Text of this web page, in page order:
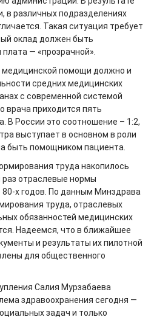
в различных подразделениях
Такая ситуация требует
оклад должен быть
— «прозрачной».
медицинской помощи должно и
средних медицинских
с современной системой
врача приходится пять
В России это соотношение – 1:2,
выступает в основном в роли
быть помощником пациента.
труда накопилось
отраслевые нормы
х годов. По данным Минздрава
труда, отраслевых
обязанностей медицинских
Надеемся, что в ближайшее
и результаты их пилотной
для общественного
Салия Мурзабаева
здравоохранения сегодня —
задач и только